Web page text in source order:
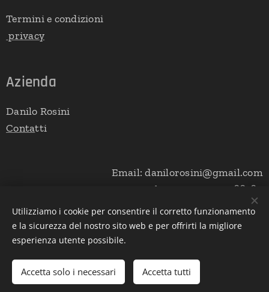
Termini e condizioni
privacy
Azienda
Danilo Rosini
Contatti
Email: danilorosini@gmail.com
phone: +39 349 5366760
Cookies
Lingue
Italiano
Utilizziamo i cookie per consentire il corretto funzionamento
e la sicurezza del nostro sito web e per offrirti la migliore
esperienza utente possibile.
Accetta solo i necessari Accetta tutti